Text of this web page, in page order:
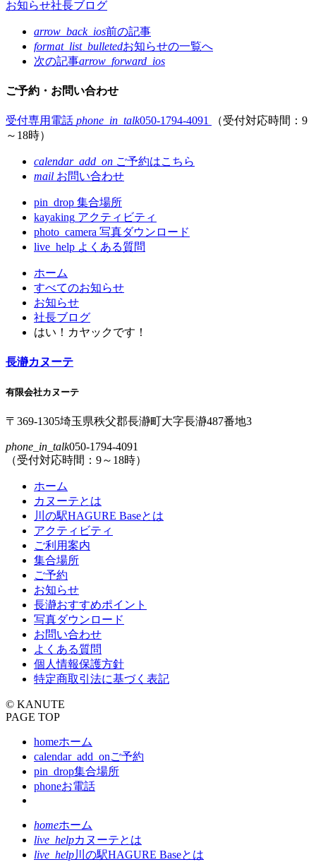
お知らせ社長ブログ
arrow_back_ios前の記事
format_list_bulletedお知らせの一覧へ
次の記事arrow_forward_ios
ご予約・お問い合わせ
受付専用電話 phone_in_talk050-1794-4091
（受付対応時間：9
～18時）
calendar_add_on ご予約はこちら
mail お問い合わせ
pin_drop 集合場所
kayaking アクティビティ
photo_camera 写真ダウンロード
live_help よくある質問
文
先
へ
る
へ
る
ホーム
すべてのお知らせ
お知らせ
社長ブログ
はい！カヤックです！
長瀞カヌーテ
有限会社カヌーテ
〒369-1305埼玉県秩父郡長瀞町大字長瀞487番地3
phone_in_talk050-1794-4091
（受付対応時間：9～18時）
ホーム
カヌーテとは
川の駅HAGURE Baseとは
アクティビティ
ご利用案内
集合場所
ご予約
お知らせ
長瀞おすすめポイント
写真ダウンロード
お問い合わせ
よくある質問
個人情報保護方針
特定商取引法に基づく表記
© KANUTE
PAGE TOP
homeホーム
calendar_add_onご予約
pin_drop集合場所
phoneお電話
homeホーム
live_helpカヌーテとは
live_help川の駅HAGURE Baseとは